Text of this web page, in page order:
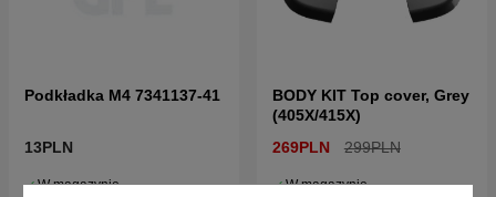
Podkładka M4 7341137-41
13PLN
W magazynie
BODY KIT Top cover, Grey
(405X/415X)
269PLN
299PLN
W magazynie